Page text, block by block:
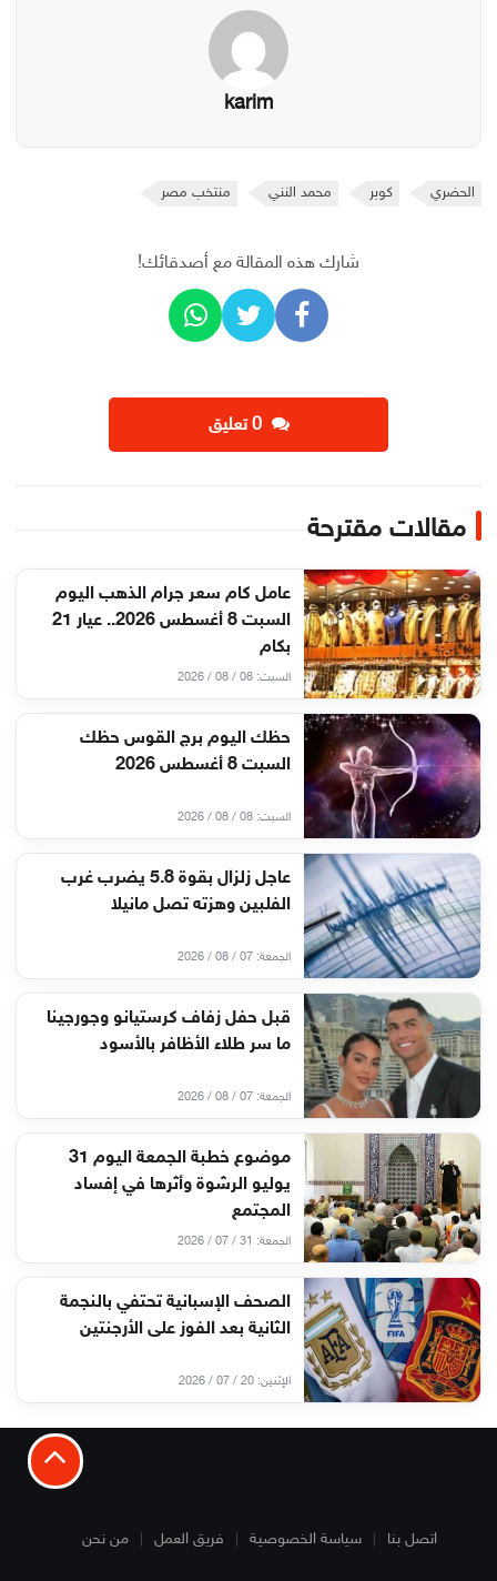
karim
الحضري كوبر محمد النني منتخب مصر
شارك هذه المقالة مع أصدقائك!
‫0 تعليق
مقالات مقترحة
عامل كام سعر جرام الذهب اليوم
السبت 8 أغسطس 2026.. عيار 21
بكام
السبت: 08 / 08 / 2026
حظك اليوم برج القوس حظك
السبت 8 أغسطس 2026
السبت: 08 / 08 / 2026
عاجل زلزال بقوة 5.8 يضرب غرب
الفلبين وهزته تصل مانيلا
الجمعة: 07 / 08 / 2026
قبل حفل زفاف كرستيانو وجورجينا
ما سر طلاء الأظافر بالأسود
الجمعة: 07 / 08 / 2026
موضوع خطبة الجمعة اليوم 31
يوليو الرشوة وأثرها في إفساد
المجتمع
الجمعة: 31 / 07 / 2026
الصحف الإسبانية تحتفي بالنجمة
الثانية بعد الفوز على الأرجنتين
الإثنين: 20 / 07 / 2026
اتصل بنا سياسة الخصوصية فريق العمل من نحن